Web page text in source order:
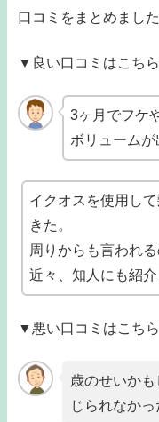
口コミをまとめました
▼良い口コミはこち
3ヶ月でフケ
ボリュームが
イクオスを使用し
きた。
周りからも言われる
近々、知人にも紹介
▼悪い口コミはこち
歳のせいか
じられなかっ